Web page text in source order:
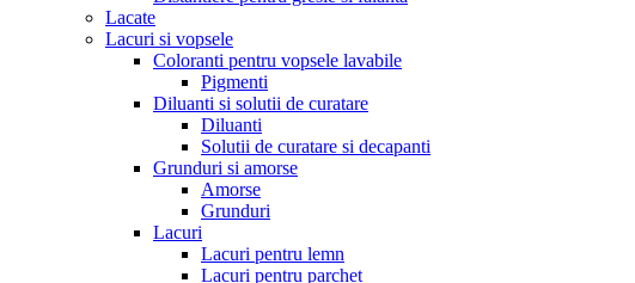
Lacate
Lacuri si vopsele
Coloranti pentru vopsele lavabile
Pigmenti
Diluanti si solutii de curatare
Diluanti
Solutii de curatare si decapanti
Grunduri si amorse
Amorse
Grunduri
Lacuri
Lacuri pentru lemn
Lacuri pentru parchet